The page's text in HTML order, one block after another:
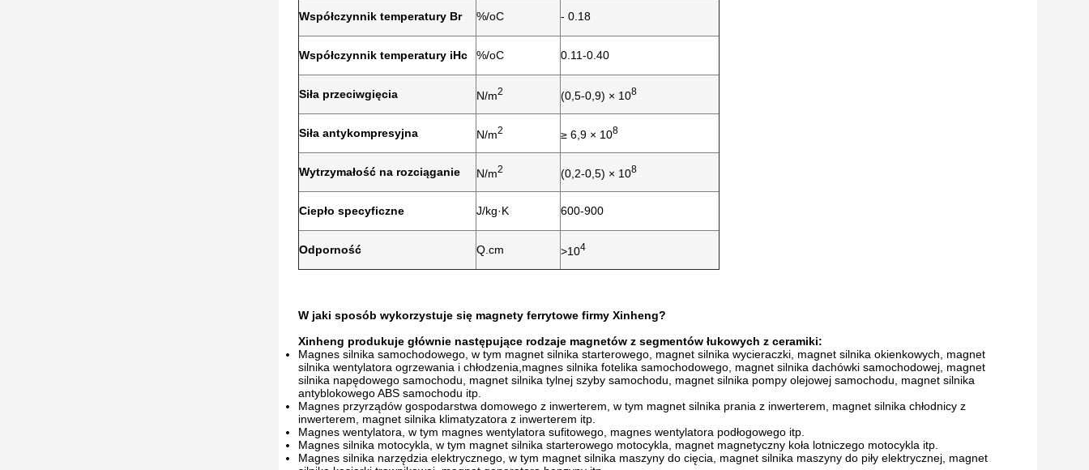
Współczynnik temperatury Br %/oC - 0.18
Współczynnik temperatury iHc %/oC 0.11-0.40
Siła przeciwgięcia N/m2 (0,5-0,9) × 108
Siła antykompresyjna N/m2 ≥ 6,9 × 108
Wytrzymałość na rozciąganie N/m2 (0,2-0,5) × 108
Ciepło specyficzne J/kg·K 600-900
Odporność Q.cm >104
W jaki sposób wykorzystuje się magnety ferrytowe firmy Xinheng?
Xinheng produkuje głównie następujące rodzaje magnetów z segmentów łukowych z ceramiki:
Magnes silnika samochodowego, w tym magnet silnika starterowego, magnet silnika wycieraczki, magnet silnika okienkowych, magnet
silnika wentylatora ogrzewania i chłodzenia,magnes silnika fotelika samochodowego, magnet silnika dachówki samochodowej, magnet
silnika napędowego samochodu, magnet silnika tylnej szyby samochodu, magnet silnika pompy olejowej samochodu, magnet silnika
antyblokowego ABS samochodu itp.
Magnes przyrządów gospodarstwa domowego z inwerterem, w tym magnet silnika prania z inwerterem, magnet silnika chłodnicy z
inwerterem, magnet silnika klimatyzatora z inwerterem itp.
Magnes wentylatora, w tym magnes wentylatora sufitowego, magnes wentylatora podłogowego itp.
Magnes silnika motocykla, w tym magnet silnika starterowego motocykla, magnet magnetyczny koła lotniczego motocykla itp.
Magnes silnika narzędzia elektrycznego, w tym magnet silnika maszyny do cięcia, magnet silnika maszyny do piły elektrycznej, magnet